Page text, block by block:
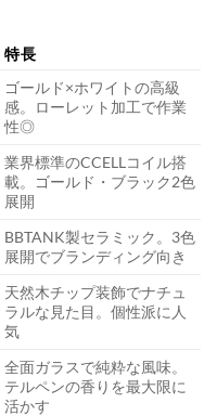
特長
ゴールド×ホワイトの高級
感。ローレット加工で作業
性◎
業界標準のCCELLコイル搭
載。ゴールド・ブラック2色
展開
BBTANK製セラミック。3色
展開でブランディング向き
天然木チップ装飾でナチュ
ラルな見た目。個性派に人
気
全面ガラスで純粋な風味。
テルペンの香りを最大限に
活かす